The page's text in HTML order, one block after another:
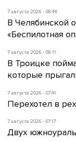
7 августа 2026 - 08:44
В Челябинской
«Беспилотная
7 августа 2026 - 08:11
В Троицке
которые
7 августа 2026 - 07:41
Перехотел в
7 августа 2026 - 07:17
Двух